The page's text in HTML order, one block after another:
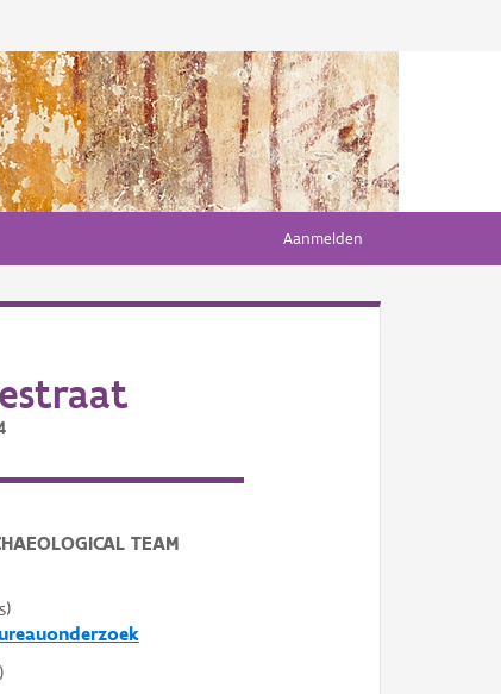
Aanmelden
TEAM